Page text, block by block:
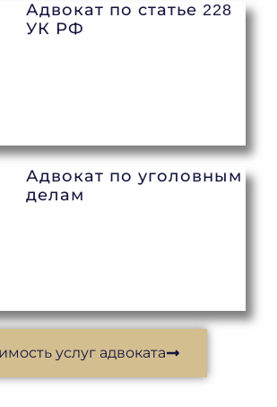
Адвокат по статье 228
УК РФ
Адвокат по уголовным
делам
услуг адвоката